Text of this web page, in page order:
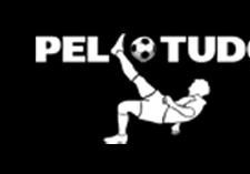
contenido